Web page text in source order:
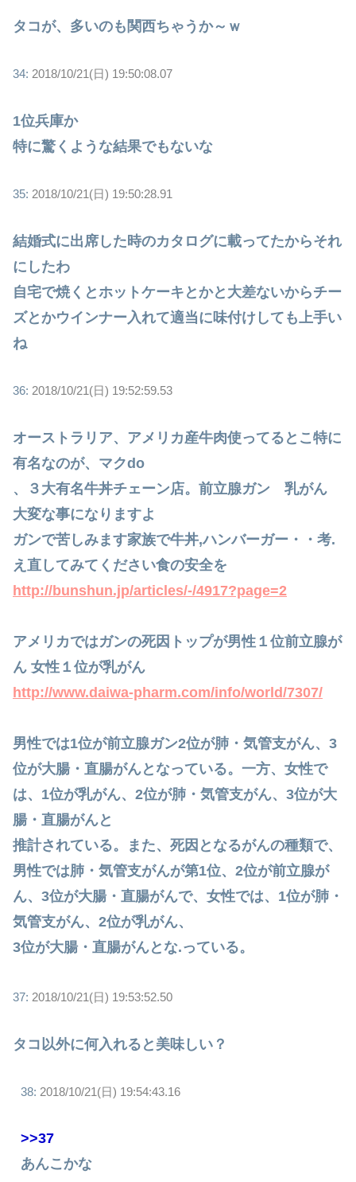
タコが、多いのも関西ちゃうか～ｗ
34: 2018/10/21(日) 19:50:08.07
1位兵庫か
特に驚くような結果でもないな
35: 2018/10/21(日) 19:50:28.91
結婚式に出席した時のカタログに載ってたからそれ
にしたわ
自宅で焼くとホットケーキとかと大差ないからチー
ズとかウインナー入れて適当に味付けしても上手い
ね
36: 2018/10/21(日) 19:52:59.53
オーストラリア、アメリカ産牛肉使ってるとこ特に
有名なのが、マクdo
、３大有名牛丼チェーン店。前立腺ガン 乳がん
大変な事になりますよ
ガンで苦しみます家族で牛丼,ハンバーガー・・考.
え直してみてください食の安全を
http://bunshun.jp/articles/-/4917?page=2
アメリカではガンの死因トップが男性１位前立腺が
ん 女性１位が乳がん
http://www.daiwa-pharm.com/info/world/7307/
男性では1位が前立腺ガン2位が肺・気管支がん、3
位が大腸・直腸がんとなっている。一方、女性で
は、1位が乳がん、2位が肺・気管支がん、3位が大
腸・直腸がんと
推計されている。また、死因となるがんの種類で、
男性では肺・気管支がんが第1位、2位が前立腺が
ん、3位が大腸・直腸がんで、女性では、1位が肺・
気管支がん、2位が乳がん、
3位が大腸・直腸がんとな.っている。
37: 2018/10/21(日) 19:53:52.50
タコ以外に何入れると美味しい？
38: 2018/10/21(日) 19:54:43.16
>>37
あんこかな